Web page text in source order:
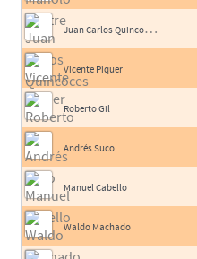
J
uan Carlos Quincoces II
Vicente Piquer
Roberto Gil
Andrés Suco
Manuel Cabello
Waldo Machado